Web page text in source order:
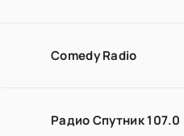
Comedy Radio
Радио Спутник 107.0